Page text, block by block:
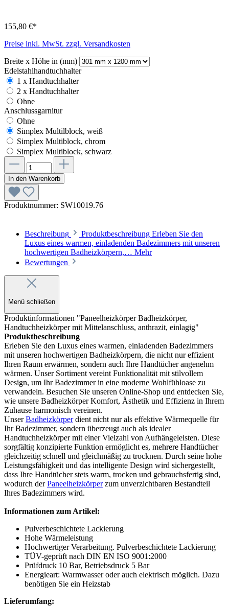
155,80 €*
Preise inkl. MwSt. zzgl. Versandkosten
Breite x Höhe in (mm)
Edelstahlhandtuchhalter
1 x Handtuchhalter
2 x Handtuchhalter
Ohne
Anschlussgarnitur
Ohne
Simplex Multilblock, weiß
Simplex Multiblock, chrom
Simplex Multiblock, schwarz
In den Warenkorb
Produktnummer: SW10019.76
Beschreibung
Produktbeschreibung Erleben Sie den
Luxus eines warmen, einladenden Badezimmers mit unseren
hochwertigen Badheizkörpern,… Mehr
Bewertungen
Menü schließen
Produktinformationen "Paneelheizkörper Badheizkörper,
Handtuchheizkörper mit Mittelanschluss, anthrazit, einlagig"
Produktbeschreibung
Erleben Sie den Luxus eines warmen, einladenden Badezimmers
mit unseren hochwertigen Badheizkörpern, die nicht nur effizient
Ihren Raum erwärmen, sondern auch Ihre Handtücher angenehm
wärmen. Unser Sortiment vereint Funktionalität mit stilvollem
Design, um Ihr Badezimmer in eine moderne Wohlfühloase zu
verwandeln. Besuchen Sie unseren Online-Shop und entdecken Sie,
wie unsere Badheizkörper Komfort, Ästhetik und Effizienz in Ihrem
Zuhause harmonisch vereinen.
UnserBadheizkörperdient nicht nur als effektive Wärmequelle für
Ihr Badezimmer, sondern überzeugt auch als idealer
Handtuchheizkörper mit einer Vielzahl von Aufhängeleisten. Diese
sorgfältig konzipierte Funktion ermöglicht es, mehrere Handtücher
gleichzeitig schnell und gleichmäßig zu trocknen. Durch seine hohe
Leistungsfähigkeit und das intelligente Design wird sichergestellt,
dass Ihre Handtücher stets warm, trocken und gebrauchsfertig sind,
wodurch derPaneelheizkörperzum unverzichtbaren Bestandteil
Ihres Badezimmers wird.
Informationen zum Artikel:
Pulverbeschichtete Lackierung
Hohe Wärmeleistung
Hochwertiger Verarbeitung. Pulverbeschichtete Lackierung
TÜV-geprüft nach DIN EN ISO 9001:2000
Prüfdruck 10 Bar, Betriebsdruck 5 Bar
Energieart: Warmwasser oder auch elektrisch möglich. Dazu
benötigen Sie ein Heizstab
Lieferumfang: